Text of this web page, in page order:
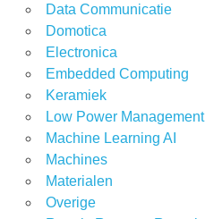
Data Communicatie
Domotica
Electronica
Embedded Computing
Keramiek
Low Power Management
Machine Learning AI
Machines
Materialen
Overige